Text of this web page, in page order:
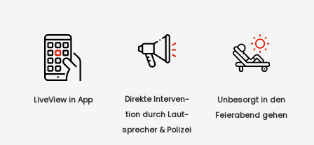
LiveView in App
Direkte Interven-
tion durch Laut-
sprecher & Polizei
Unbesorgt in den
Feierabend gehen